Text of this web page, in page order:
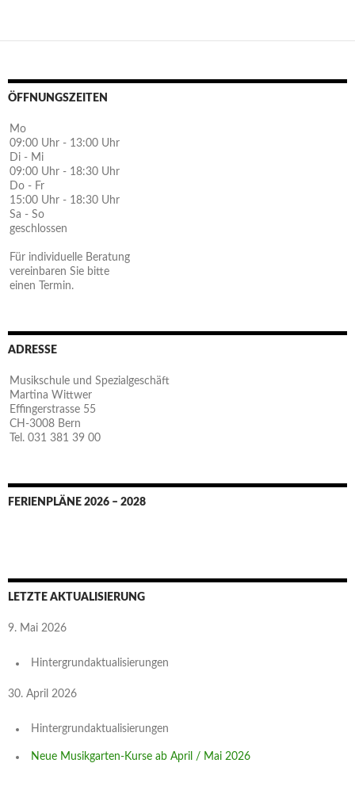
ÖFFNUNGSZEITEN
Mo
09:00 Uhr - 13:00 Uhr
Di - Mi
09:00 Uhr - 18:30 Uhr
Do - Fr
15:00 Uhr - 18:30 Uhr
Sa - So
geschlossen
Für individuelle Beratung
vereinbaren Sie bitte
einen Termin.
ADRESSE
Musikschule und Spezialgeschäft
Martina Wittwer
Effingerstrasse 55
CH-3008 Bern
Tel. 031 381 39 00
FERIENPLÄNE 2026 – 2028
LETZTE AKTUALISIERUNG
9. Mai 2026
Hintergrundaktualisierungen
30. April 2026
Hintergrundaktualisierungen
Neue Musikgarten-Kurse ab April / Mai 2026